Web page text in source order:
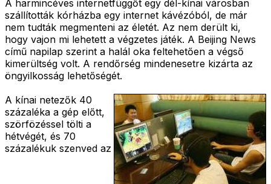
A harmincéves internetfüggőt egy dél-kínai városban
szállították kórházba egy internet kávézóból, de már
nem tudták megmenteni az életét. Az nem derült ki,
hogy vajon mi lehetett a végzetes játék. A Beijing News
című napilap szerint a halál oka feltehetően a végső
kimerültség volt. A rendőrség mindenesetre kizárta az
öngyilkosság lehetőségét.
A kínai netezők 40
százaléka a gép előtt,
szörfözéssel tölti a
hétvégét, és 70
százalékuk szenved az